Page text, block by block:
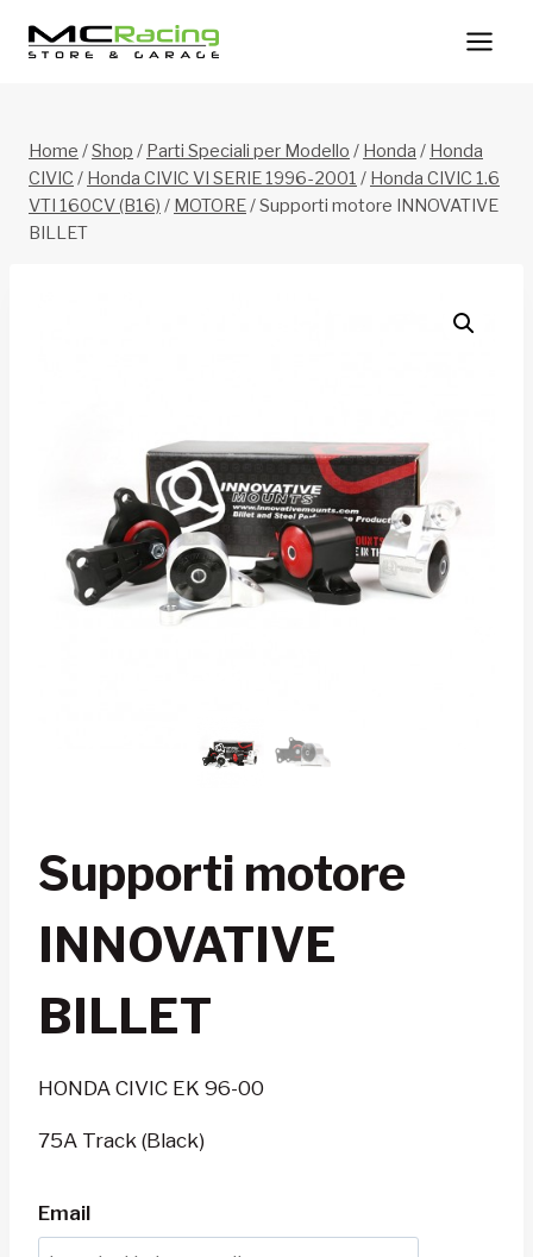
Home /Shop / Parti Speciali per Modello / Honda / Honda
CIVIC / Honda CIVIC VI SERIE 1996-2001 / Honda CIVIC 1.6
VTI 160CV (B16) / MOTORE/Supporti motore INNOVATIVE
BILLET
Supporti motore
INNOVATIVE
BILLET
HONDA CIVIC EK 96-00
75A Track (Black)
Email